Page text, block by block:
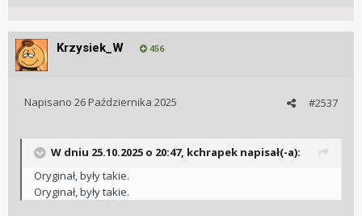
moje nie było nigdy czegoś takiego.
Krzysiek_W 456
#2537
Napisano 26 Października 2025
W dniu 25.10.2025 o 20:47, kchrapek napisał(-a):
Oryginał, były takie.
Oryginał, były takie.